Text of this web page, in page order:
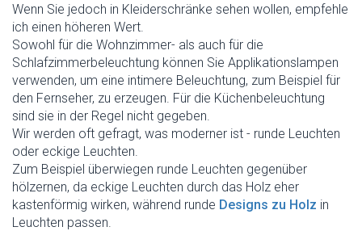
Wenn Sie jedoch in Kleiderschränke sehen wollen, empfehle
ich einen höheren Wert.
Sowohl für die Wohnzimmer- als auch für die
Schlafzimmerbeleuchtung können Sie Applikationslampen
verwenden, um eine intimere Beleuchtung, zum Beispiel für
den Fernseher, zu erzeugen. Für die Küchenbeleuchtung
sind sie in der Regel nicht gegeben.
Wir werden oft gefragt, was moderner ist - runde Leuchten
oder eckige Leuchten.
Zum Beispiel überwiegen runde Leuchten gegenüber
hölzernen, da eckige Leuchten durch das Holz eher
kastenförmig wirken, während runde Designs zu Holz in
Leuchten passen.